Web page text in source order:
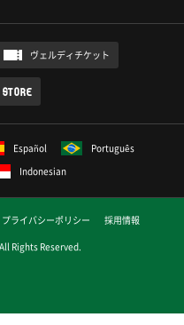
ヴェルディチケット
Español
Português
Indonesian
プライバシーポリシー
採用情報
Rights Reserved.